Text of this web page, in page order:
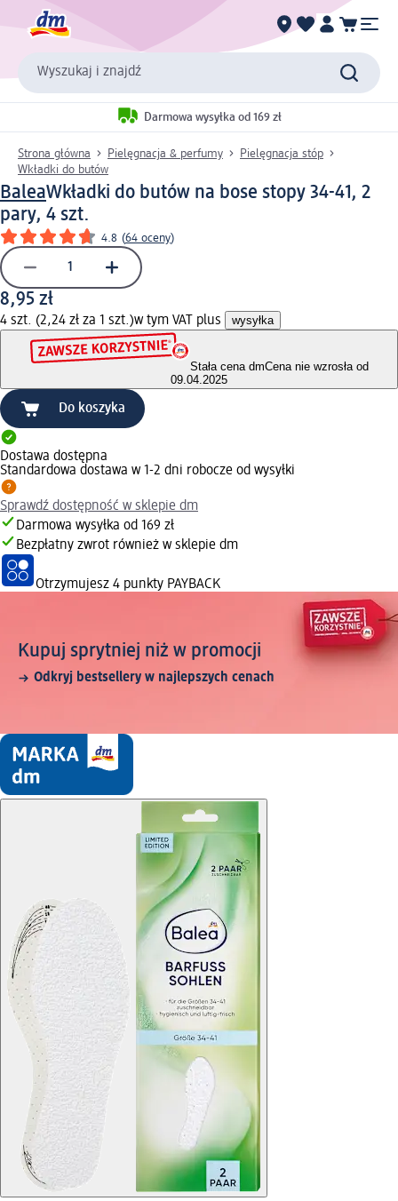
Wyszukaj i znajdź
Darmowa wysyłka od 169 zł
Strona główna Pielęgnacja & perfumy
Pielęgnacja stóp
Wkładki do butów
BaleaWkładki do butów na bose stopy 34-41, 2
pary, 4 szt.
4.8 (64 oceny)
8,95 zł
4 szt. (2,24 zł za 1 szt.)w tym VAT plus wysyłka
Stała cena dmCena nie wzrosła od
09.04.2025
Do koszyka
Dostawa dostępna
Standardowa dostawa w 1-2 dni robocze od wysyłki
Sprawdź dostępność w sklepie dm
Darmowa wysyłka od 169 zł
Bezpłatny zwrot również w sklepie dm
Otrzymujesz 4 punkty PAYBACK
Kupuj sprytniej niż w promocji
Odkryj bestsellery w najlepszych cenach